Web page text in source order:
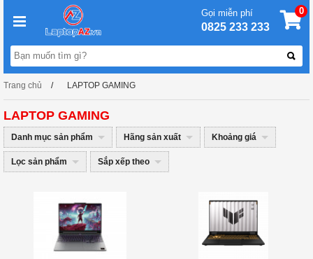
Gọi miễn phí
0825 233 233
0
Trang chủ LAPTOP GAMING
LAPTOP GAMING
Danh mục sản phẩm Hãng sản xuất Khoảng giá
Lọc sản phẩm Sắp xếp theo